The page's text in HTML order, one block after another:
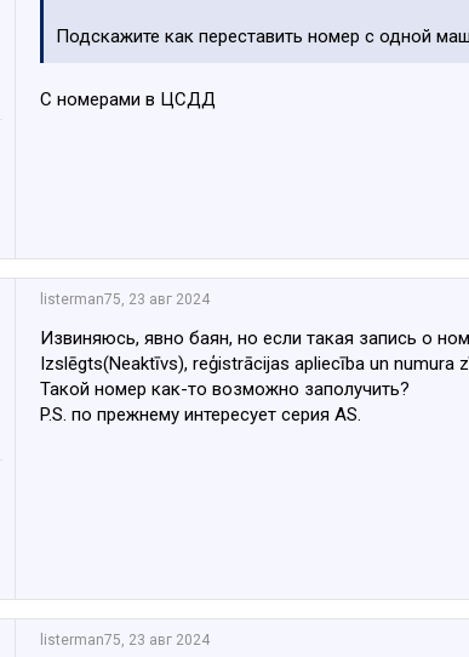
Подскажите как переставить номер с одной
С номерами в ЦСДД
listerman75, 23 авг 2024
Извиняюсь, явно баян, но если такая запись о
Izslēgts(Neaktīvs), reģistrācijas apliecība un
Такой номер как-то возможно заполучить?
P.S. по прежнему интересует серия AS.
listerman75, 23 авг 2024